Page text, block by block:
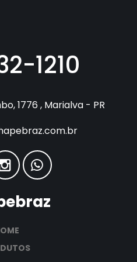
1210
1776 , Marialva - PR